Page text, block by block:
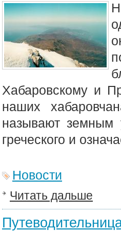
Хабаровскому и
наших
называют
греческого и
Новости
Читать дальше